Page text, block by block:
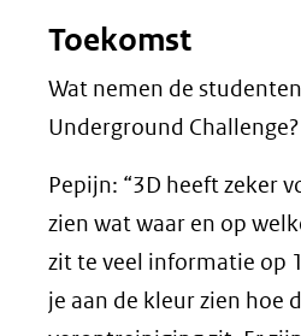
Toekomst
Wat nemen de
Underground Challenge?
Pepijn: “3D heeft zeker
zien wat waar en op
zit te veel informatie op
je aan de kleur zien hoe